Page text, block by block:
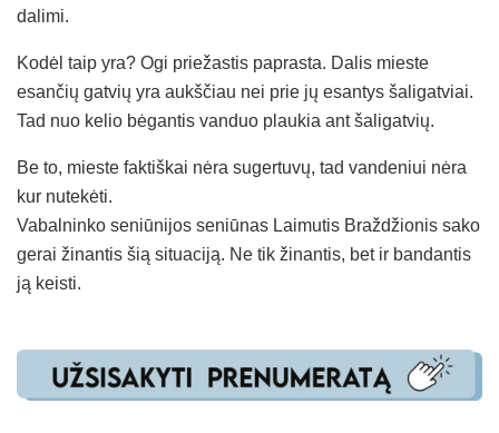
dalimi.
Kodėl taip yra? Ogi priežastis paprasta. Dalis mieste
esančių gatvių yra aukščiau nei prie jų esantys šaligatviai.
Tad nuo kelio bėgantis vanduo plaukia ant šaligatvių.
Be to, mieste faktiškai nėra sugertuvų, tad vandeniui nėra
kur nutekėti.
Vabalninko seniūnijos seniūnas Laimutis Braždžionis sako
gerai žinantis šią situaciją. Ne tik žinantis, bet ir bandantis
ją keisti.